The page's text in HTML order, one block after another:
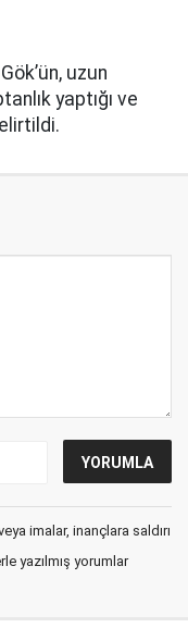
uzun
yaptığı ve
imalar, inançlara saldırı
yazılmış yorumlar